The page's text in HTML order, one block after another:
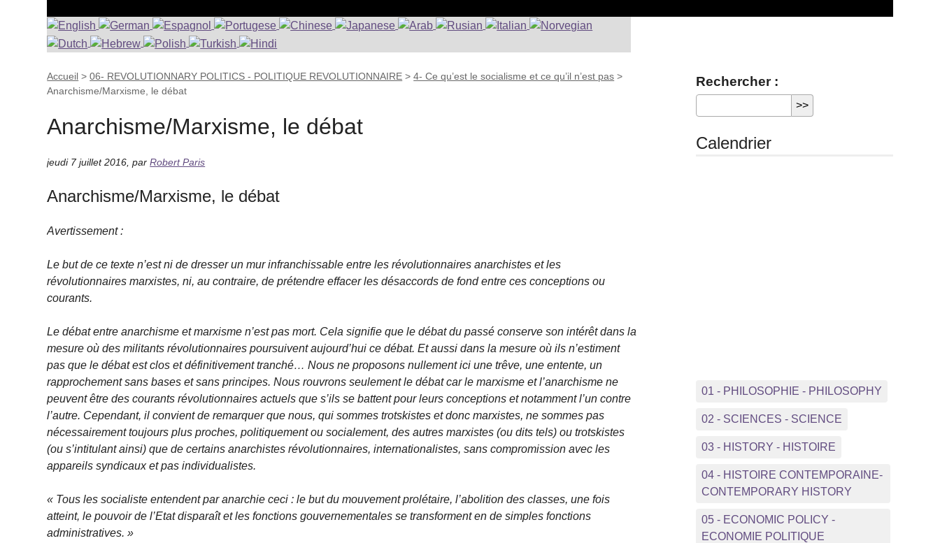
Accueil >06- REVOLUTIONNARY POLITICS - POLITIQUE REVOLUTIONNAIRE >4- Ce qu’est le socialisme et ce qu’il n’est pas >
Anarchisme/Marxisme, le débat
Anarchisme/Marxisme, le débat
jeudi 7 juillet 2016 ,parRobert Paris
Anarchisme/Marxisme, le débat
Avertissement :
Le but de ce texte n’est ni de dresser un mur infranchissable entre les révolutionnaires anarchistes et les
révolutionnaires marxistes, ni, au contraire, de prétendre effacer les désaccords de fond entre ces conceptions ou
courants.
Le débat entre anarchisme et marxisme n’est pas mort. Cela signifie que le débat du passé conserve son intérêt dans la
mesure où des militants révolutionnaires poursuivent aujourd’hui ce débat. Et aussi dans la mesure où ils n’estiment
pas que le débat est clos et définitivement tranché… Nous ne proposons nullement ici une trêve, une entente, un
rapprochement sans bases et sans principes. Nous rouvrons seulement le débat car le marxisme et l’anarchisme ne
peuvent être des courants révolutionnaires actuels que s’ils se battent pour leurs conceptions et notamment l’un contre
l’autre. Cependant, il convient de remarquer que nous, qui sommes trotskistes et donc marxistes, ne sommes pas
nécessairement toujours plus proches, politiquement ou socialement, des autres marxistes (ou dits tels) ou trotskistes
(ou s’intitulant ainsi) que de certains anarchistes révolutionnaires, internationalistes, sans compromission avec les
appareils syndicaux et pas individualistes.
« Tous les socialiste entendent par anarchie ceci : le but du mouvement prolétaire, l’abolition des classes, une fois
atteint, le pouvoir de l’Etat disparaît et les fonctions gouvernementales se transforment en de simples fonctions
administratives. »
Rechercher :
Calendrier
01 - PHILOSOPHIE - PHILOSOPHY
02 - SCIENCES - SCIENCE
03 - HISTORY - HISTOIRE
04 - HISTOIRE CONTEMPORAINE-
CONTEMPORARY HISTORY
05 - ECONOMIC POLICY -
ECONOMIE POLITIQUE